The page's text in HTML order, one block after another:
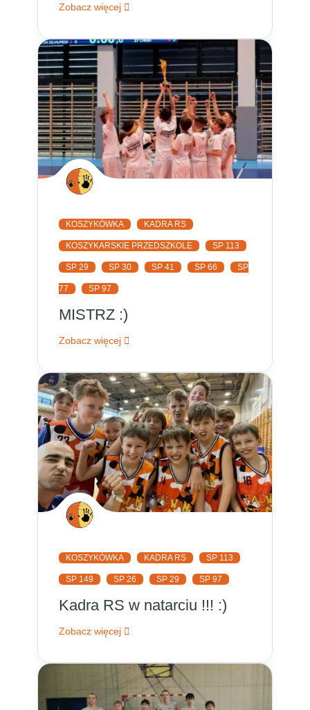
Zobacz więcej
KOSZYKÓWKA KADRA RS
KOSZYKARSKIE PRZEDSZKOLE SP 113
SP 29 SP 30 SP 41 SP 66 SP
77 SP 97
MISTRZ :)
Zobacz więcej
KOSZYKÓWKA KADRA RS SP 113
SP 149 SP 26 SP 29 SP 97
Kadra RS w natarciu !!! :)
Zobacz więcej